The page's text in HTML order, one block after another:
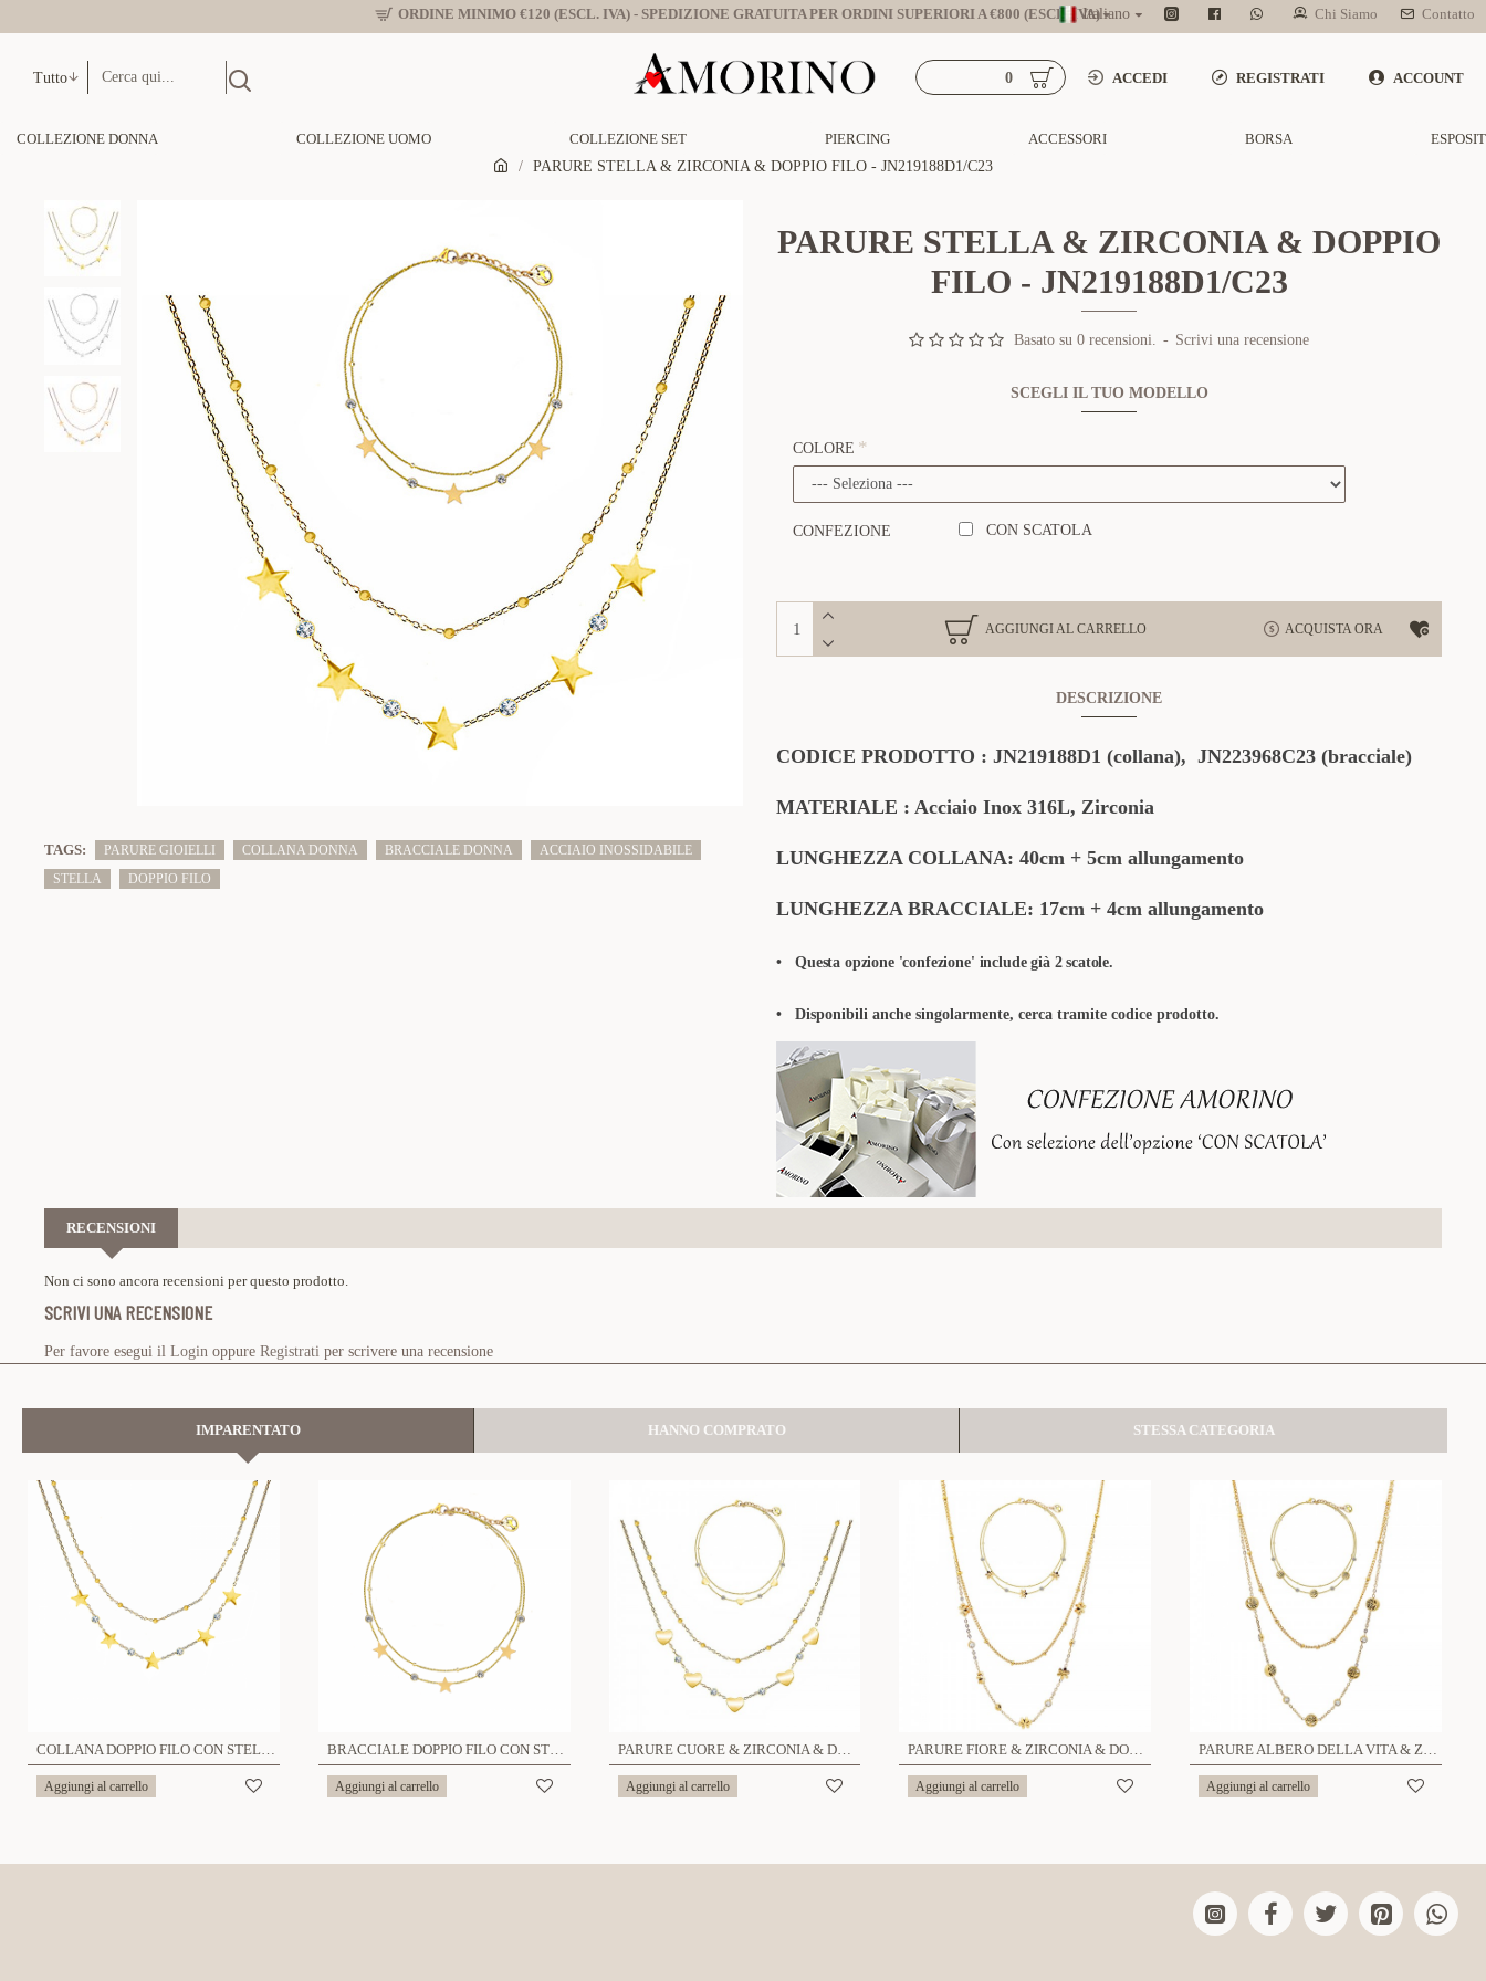
ORDINE MINIMO €120 (ESCL. IVA) - SPEDIZIONE GRATUITA PER ORDINI SUPERIORI A €800 (ESCL. IVA)Italiano Chi Siamo Contatto
Tutto ACCEDI REGISTRATI ACCOUNT
0
COLLEZIONE DONNA COLLEZIONE UOMO COLLEZIONE SET PIERCING ACCESSORI BORSA
PARURE STELLA & ZIRCONIA & DOPPIO FILO - JN219188D1/C23
TAGS: PARURE GIOIELLI COLLANA DONNA BRACCIALE DONNA
ACCIAIO INOSSIDABILE
STELLA
DOPPIO FILO
PARURE STELLA & ZIRCONIA & DOPPIO
FILO - JN219188D1/C23
Basato su 0 recensioni. - Scrivi una recensione
SCEGLI IL TUO MODELLO
COLORE
CONFEZIONE CON SCATOLA
AGGIUNGI AL CARRELLO ACQUISTA ORA
DESCRIZIONE
CODICE PRODOTTO : JN219188D1 (collana), JN223968C23 (bracciale)
MATERIALE : Acciaio Inox 316L, Zirconia
LUNGHEZZA COLLANA: 40cm + 5cm allungamento
LUNGHEZZA BRACCIALE: 17cm + 4cm allungamento
• Questa opzione 'confezione' include già 2 scatole.
• Disponibili anche singolarmente, cerca tramite codice prodotto.
RECENSIONI
Non ci sono ancora recensioni per questo prodotto.
SCRIVI UNA RECENSIONE
Per favore esegui il Login oppure Registrati per scrivere una recensione
IMPARENTATO HANNO COMPRATO STESSA CATEGORIA
COLLANA DOPPIO FILO CON STELLE E ZIRCONI - JN219188D1
Aggiungi al carrello
BRACCIALE DOPPIO FILO CON STELLA - JN223968C23
Aggiungi al carrello
PARURE CUORE & ZIRCONIA & DOPPIO FILO - JN219188D2/C22
Aggiungi al carrello
PARURE FIORE & ZIRCONIA & DOPPIO FILO - JN23888E842/E844
Aggiungi al carrello
PARURE ALBERO DELLA VITA & ZIRCONIA & DOPPIO FILO - JN23888E843/E845
Aggiungi al carrello